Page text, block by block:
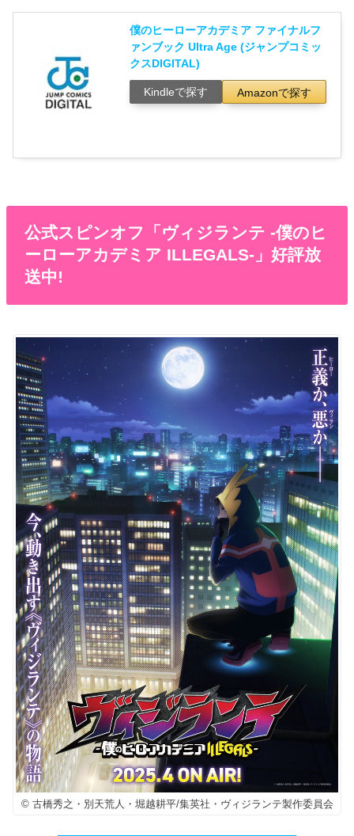
僕のヒーローアカデミア ファイナルフ
ァンブック Ultra Age (ジャンプコミッ
クスDIGITAL)
Kindleで探す Amazonで探す
公式スピンオフ「ヴィジランテ -僕のヒ
ーローアカデミア ILLEGALS-」好評放
送中!
© 古橋秀之・別天荒人・堀越耕平/集英社・ヴィジランテ製作委員会